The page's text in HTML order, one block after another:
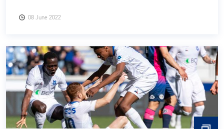
08 June 2022